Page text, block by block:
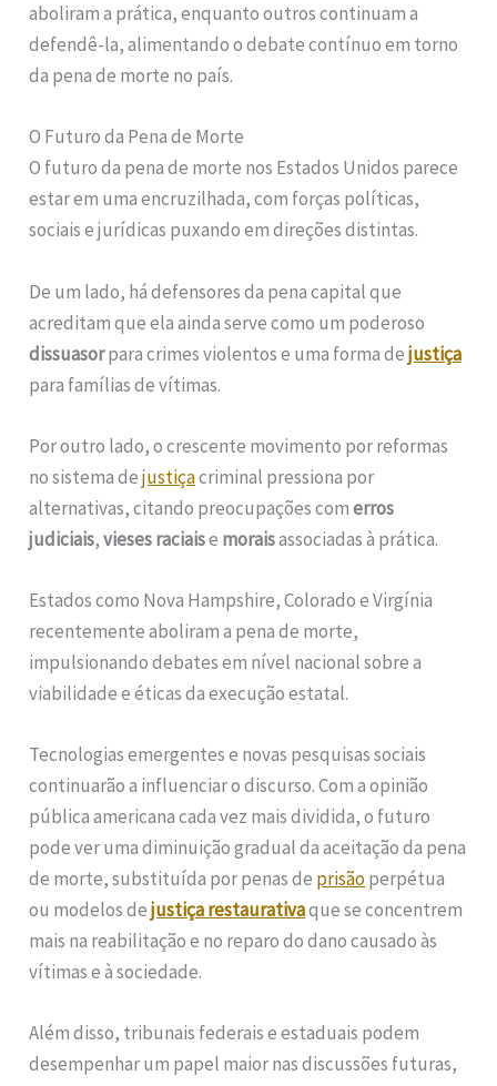
aboliram a prática, enquanto outros continuam a
defendê-la, alimentando o debate contínuo em torno
da pena de morte no país.
O Futuro da Pena de Morte
O futuro da pena de morte nos Estados Unidos parece
estar em uma encruzilhada, com forças políticas,
sociais e jurídicas puxando em direções distintas.
De um lado, há defensores da pena capital que
acreditam que ela ainda serve como um poderoso
dissuasorpara crimes violentos e uma forma dejustiça
para famílias de vítimas.
Por outro lado, o crescente movimento por reformas
no sistema dejustiçacriminal pressiona por
alternativas, citando preocupações comerros
judiciais,vieses raciaise moraisassociadas à prática.
Estados como Nova Hampshire, Colorado e Virgínia
recentemente aboliram a pena de morte,
impulsionando debates em nível nacional sobre a
viabilidade e éticas da execução estatal.
Tecnologias emergentes e novas pesquisas sociais
continuarão a influenciar o discurso. Com a opinião
pública americana cada vez mais dividida, o futuro
pode ver uma diminuição gradual da aceitação da pena
de morte, substituída por penas de prisãoperpétua
ou modelos dejustiça restaurativaque se concentrem
mais na reabilitação e no reparo do dano causado às
vítimas e à sociedade.
Além disso, tribunais federais e estaduais podem
desempenhar um papel maior nas discussões futuras,